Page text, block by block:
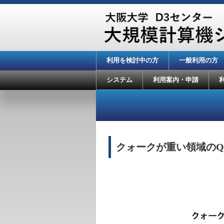
利用を検討中の方 一般利用の方
システム 利用案内・申請
クォークが重い領域の